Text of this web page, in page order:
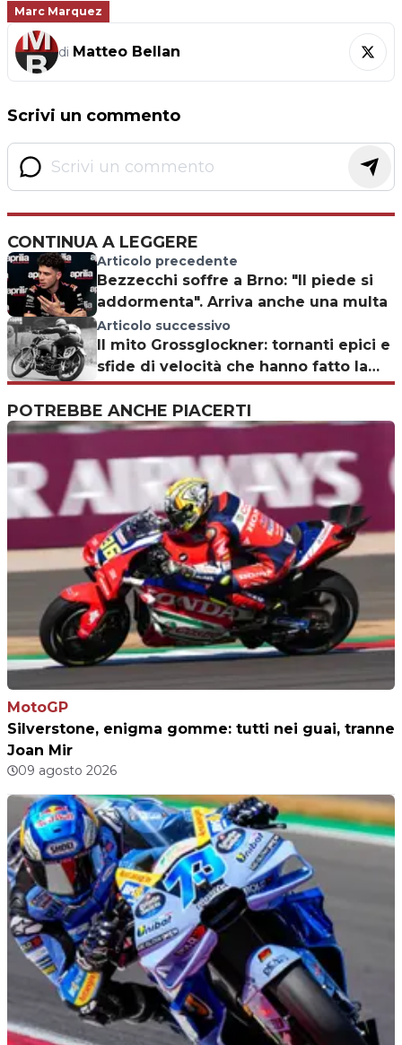
Marc Marquez
di Matteo Bellan
Scrivi un commento
CONTINUA A LEGGERE
Articolo precedente
Bezzecchi soffre a Brno: "Il piede si
addormenta". Arriva anche una multa
Articolo successivo
Il mito Grossglockner: tornanti epici e
sfide di velocità che hanno fatto la
storia
POTREBBE ANCHE PIACERTI
MotoGP
Silverstone, enigma gomme: tutti nei guai, tranne
Joan Mir
09 agosto 2026